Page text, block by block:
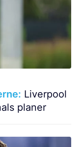
Liverpool
planer